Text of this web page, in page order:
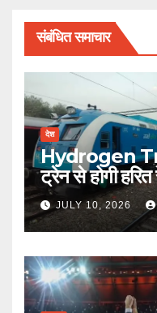
संबंधित समाचार
देश
Hydrogen
ट्रेन से होगी
JULY 10, 2026